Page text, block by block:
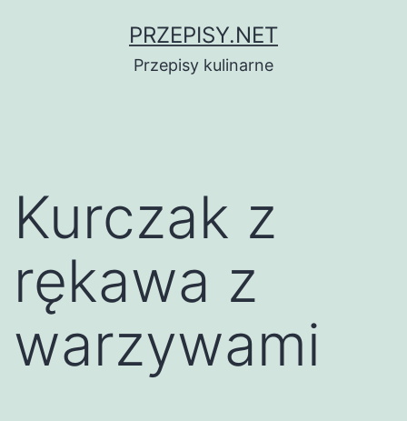
PRZEPISY.NET
Przepisy kulinarne
Kurczak z
rękawa z
warzywami